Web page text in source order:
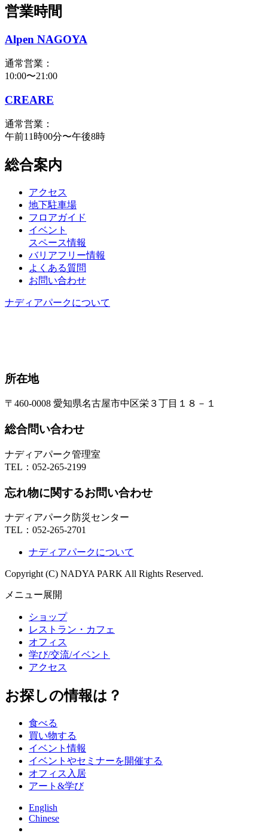
営業時間
Alpen NAGOYA
通常営業：
10:00〜21:00
CREARE
通常営業：
午前11時00分〜午後8時
総合案内
アクセス
地下駐車場
フロアガイド
イベント
スペース情報
バリアフリー情報
よくある質問
お問い合わせ
ナディアパークについて
所在地
〒460-0008 愛知県名古屋市中区栄３丁目１８－１
総合問い合わせ
ナディアパーク管理室
TEL： 052-265-2199
忘れ物に関するお問い合わせ
ナディアパーク防災センター
TEL： 052-265-2701
ナディアパークについて
Copyright (C) NADYA PARK All Rights Reserved.
メニュー展開
ショップ
レストラン・カフェ
オフィス
学び/交流/イベント
アクセス
お探しの情報は？
食べる
買い物する
イベント情報
イベントやセミナーを開催する
オフィス入居
アート&学び
English
Chinese